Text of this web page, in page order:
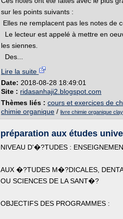
sur les points suivants :
Elles ne remplacent pas les notes de
Le lecteur est appelé à mettre en
les siennes.
Des...
Lire la suite
Date: 2018-08-28 18:49:01
Site : ridasanhaji2.blogspot.com
Thèmes liés : cours et exercices de
chimie organique / livre chimie organique
préparation aux études
NIVEAU D'�?TUDES :
AUX �?TUDES M�?DICALES,
OU SCIENCES DE LA SANT�?
OBJECTIFS DES PROGRAMMES :